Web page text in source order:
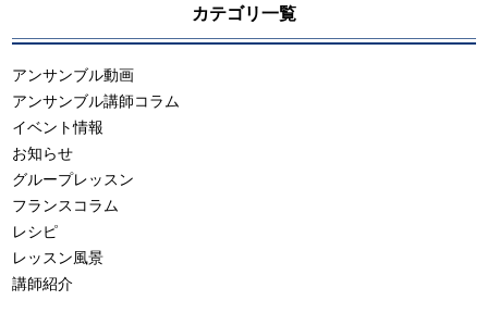
カテゴリ一覧
アンサンブル動画
アンサンブル講師コラム
イベント情報
お知らせ
グループレッスン
フランスコラム
レシピ
レッスン風景
講師紹介